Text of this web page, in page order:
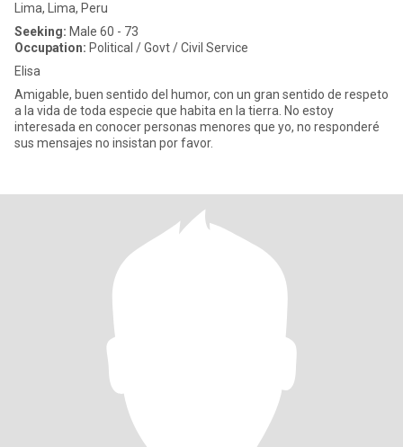
Lima, Lima, Peru
Seeking: Male 60 - 73
Occupation: Political / Govt / Civil Service
Elisa
Amigable, buen sentido del humor, con un gran sentido de respeto
a la vida de toda especie que habita en la tierra. No estoy
interesada en conocer personas menores que yo, no responderé
sus mensajes no insistan por favor.